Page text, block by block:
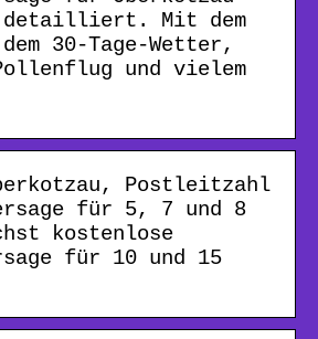
detailliert. Mit dem
30-Tage-Wetter,
und vielem
Postleitzahl
für 5, 7 und 8
kostenlose
für 10 und 15